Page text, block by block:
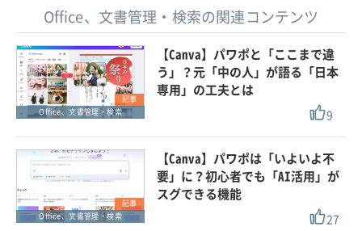
Office、文書管理・検索の関連コンテンツ
記事
Office、文書管理・検索
【Canva】パワポと「ここまで違
う」？元「中の人」が語る「日本
専用」の工夫とは
9
記事
Office、文書管理・検索
【Canva】パワポは「いよいよ不
要」に？初心者でも「AI活用」が
スグできる機能
27